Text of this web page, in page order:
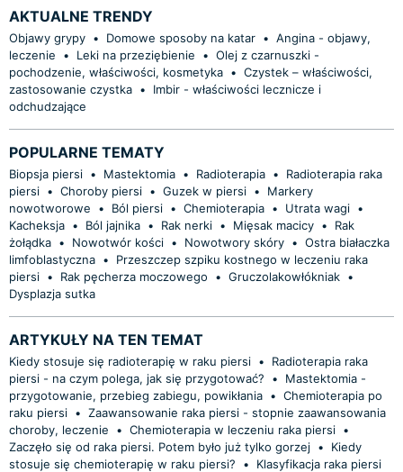
AKTUALNE TRENDY
Objawy grypy • Domowe sposoby na katar • Angina - objawy,
leczenie
• Leki na przeziębienie • Olej z czarnuszki -
pochodzenie, właściwości, kosmetyka • Czystek – właściwości,
zastosowanie czystka •
Imbir - właściwości lecznicze i
odchudzające
POPULARNE TEMATY
Biopsja piersi • Mastektomia • Radioterapia •
Radioterapia raka
piersi • Choroby piersi • Guzek w piersi •
Markery
nowotworowe
• Ból piersi • Chemioterapia • Utrata wagi •
Kacheksja • Ból jajnika • Rak nerki • Mięsak macicy •
Rak
żołądka • Nowotwór kości • Nowotwory skóry • Ostra białaczka
limfoblastyczna •
Przeszczep szpiku kostnego w leczeniu raka
piersi • Rak pęcherza moczowego • Gruczolakowłókniak •
Dysplazja sutka
ARTYKUŁY NA TEN TEMAT
Kiedy stosuje się radioterapię w raku piersi •
Radioterapia raka
piersi - na czym polega, jak się przygotować?
•
Mastektomia -
przygotowanie, przebieg zabiegu, powikłania • Chemioterapia po
raku piersi • Zaawansowanie raka piersi - stopnie zaawansowania
choroby, leczenie
• Chemioterapia w leczeniu raka piersi •
Zaczęło się od raka piersi. Potem było już tylko gorzej •
Kiedy
stosuje się chemioterapię w raku piersi?
•
Klasyfikacja raka piersi